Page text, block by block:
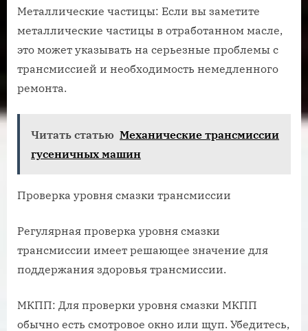
Металлические частицы: Если вы заметите
металлические частицы в отработанном масле,
это может указывать на серьезные проблемы с
трансмиссией и необходимость немедленного
ремонта.
Читать статью Механические трансмиссии
гусеничных машин
Проверка уровня смазки трансмиссии
Регулярная проверка уровня смазки
трансмиссии имеет решающее значение для
поддержания здоровья трансмиссии.
МКПП: Для проверки уровня смазки МКПП
обычно есть смотровое окно или щуп. Убедитесь,